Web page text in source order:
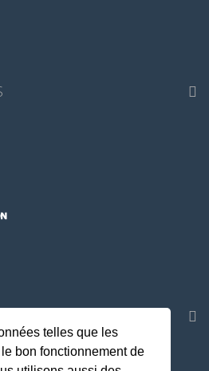
telles que les
bon fonctionnement de